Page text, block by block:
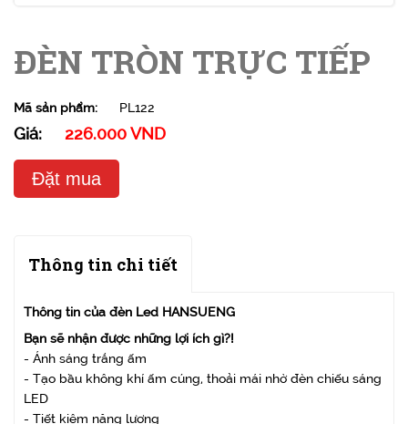
ĐÈN TRÒN TRỰC TIẾP
Mã sản phẩm: PL122
Giá: 226.000 VND
Đặt mua
Thông tin chi tiết
Thông tin của đèn Led HANSUENG
Bạn sẽ nhận được những lợi ích gì?!
- Ánh sáng trắng ấm
- Tạo bầu không khí ấm cúng, thoải mái nhờ đèn chiếu sáng
LED
- Tiết kiệm năng lượng